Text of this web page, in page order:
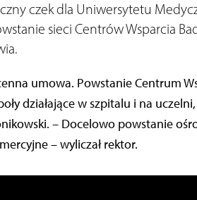
czek dla Uniwersytetu
sieci Centrów Wsparcia
umowa. Powstanie Centrum
działające w szpitalu i na
– Docelowo powstanie
– wyliczał rektor.